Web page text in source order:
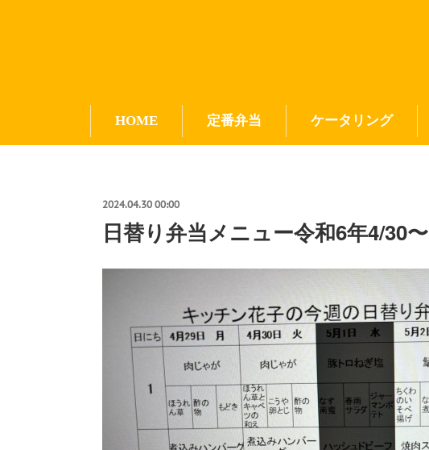
HOME 定番弁当 ケータリング
2024.04.30 00:00
日替り弁当メニュー令和6年4/30〜